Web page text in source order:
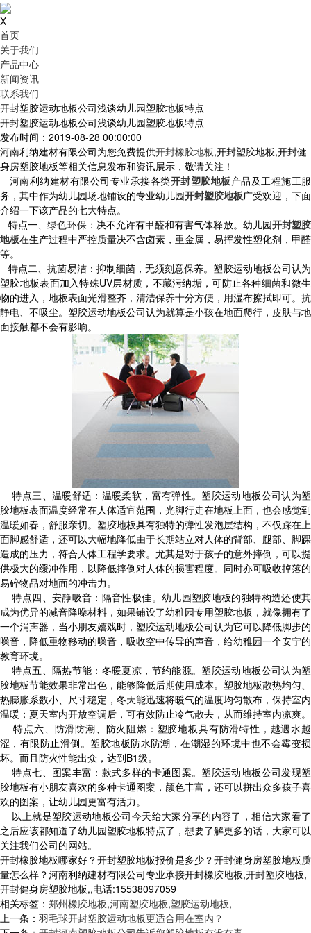
X
首页
关于我们
产品中心
新闻资讯
联系我们
开封塑胶运动地板公司浅谈幼儿园塑胶地板特点
开封塑胶运动地板公司浅谈幼儿园塑胶地板特点
发布时间：2019-08-28 00:00:00
河南利纳建材有限公司为您免费提供开封橡胶地板,开封塑胶地板,开封健
身房塑胶地板等相关信息发布和资讯展示，敬请关注！
河南利纳建材有限公司专业承接各类开封塑胶地板产品及工程施工服
务，其中作为幼儿园场地铺设的专业幼儿园开封塑胶地板广受欢迎，下面
介绍一下该产品的七大特点。
特点一、绿色环保：决不允许有甲醛和有害气体释放。幼儿园开封塑胶
地板在生产过程中严控质量决不含卤素，重金属，易挥发性塑化剂，甲醛
等。
特点二、抗菌易洁：抑制细菌，无须刻意保养。塑胶运动地板公司认为
塑胶地板表面加入特殊UV层材质，不藏污纳垢，可防止各种细菌和微生
物的进入，地板表面光滑整齐，清洁保养十分方便，用湿布擦拭即可。抗
静电、不吸尘。塑胶运动地板公司认为就算是小孩在地面爬行，皮肤与地
面接触都不会有影响。
特点三、温暖舒适：温暖柔软，富有弹性。塑胶运动地板公司认为塑
胶地板表面温度经常在人体适宜范围，光脚行走在地板上面，也会感觉到
温暖如春，舒服亲切。塑胶地板具有独特的弹性发泡层结构，不仅踩在上
面脚感舒适，还可以大幅地降低由于长期站立对人体的背部、腿部、脚踝
造成的压力，符合人体工程学要求。尤其是对于孩子的意外摔倒，可以提
供极大的缓冲作用，以降低摔倒对人体的损害程度。同时亦可吸收掉落的
易碎物品对地面的冲击力。
特点四、安静吸音：隔音性极佳。幼儿园塑胶地板的独特构造还使其
成为优异的减音降噪材料，如果铺设了幼稚园专用塑胶地板，就像拥有了
一个消声器，当小朋友嬉戏时，塑胶运动地板公司认为它可以降低脚步的
噪音，降低重物移动的噪音，吸收空中传导的声音，给幼稚园一个安宁的
教育环境。
特点五、隔热节能：冬暖夏凉，节约能源。塑胶运动地板公司认为塑
胶地板节能效果非常出色，能够降低后期使用成本。塑胶地板散热均匀、
热膨胀系数小、尺寸稳定，冬天能迅速将暖气的温度均匀散布，保持室内
温暖；夏天室内开放空调后，可有效防止冷气散去，从而维持室内凉爽。
特点六、防滑防潮、防火阻燃：塑胶地板具有防滑特性，越遇水越
涩，有限防止滑倒。塑胶地板防水防潮，在潮湿的环境中也不会霉变损
坏。而且防火性能出众，达到B1级。
特点七、图案丰富：款式多样的卡通图案。塑胶运动地板公司发现塑
胶地板有小朋友喜欢的多种卡通图案，颜色丰富，还可以拼出众多孩子喜
欢的图案，让幼儿园更富有活力。
以上就是塑胶运动地板公司今天给大家分享的内容了，相信大家看了
之后应该都知道了幼儿园塑胶地板特点了，想要了解更多的话，大家可以
关注我们公司的网站。
开封橡胶地板哪家好？开封塑胶地板报价是多少？开封健身房塑胶地板质
量怎么样？河南利纳建材有限公司专业承接开封橡胶地板,开封塑胶地板,
开封健身房塑胶地板,,电话:15538097059
相关标签： 郑州橡胶地板,河南塑胶地板,塑胶运动地板,
上一条： 羽毛球开封塑胶运动地板更适合用在室内？